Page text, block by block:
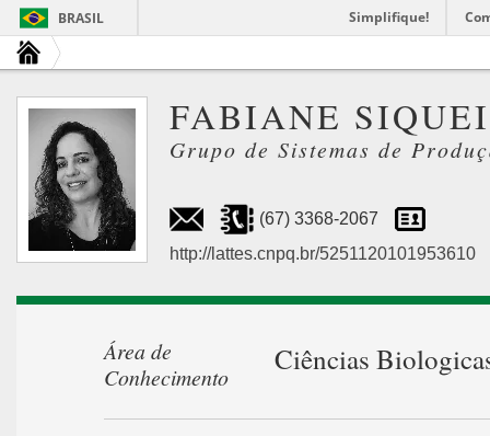
BRASIL Simplifique!
FABIANE
Grupo de Sistemas de
(67) 3368-2067
http://lattes.cnpq.br/5251120101953610
Área de
Conhecimento
Ciências